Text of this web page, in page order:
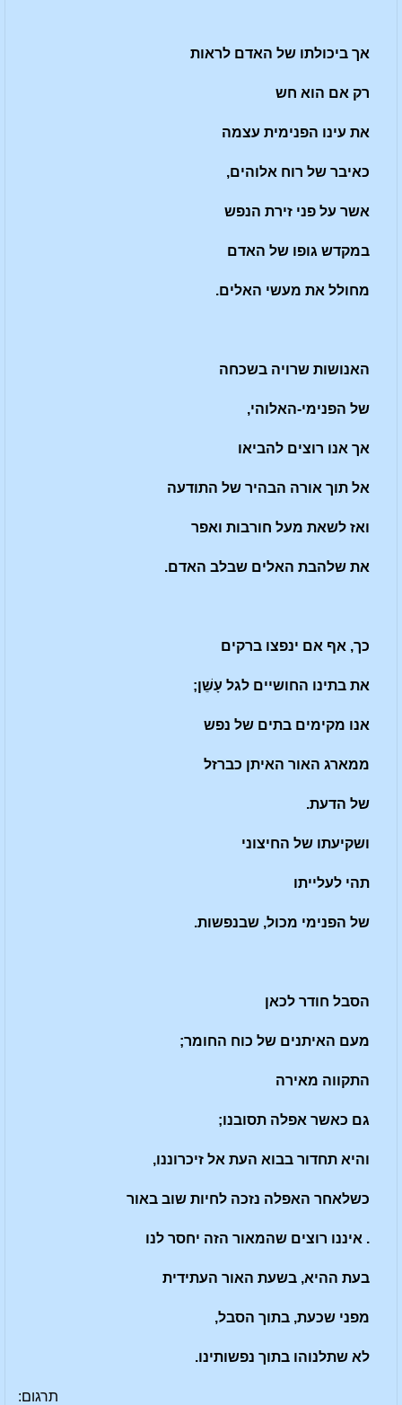
אך ביכולתו של האדם לראות
רק אם הוא חש
את עינו הפנימית עצמה
כאיבר של רוח אלוהים,
אשר על פני זירת הנפש
במקדש גופו של האדם
מחולל את מעשי האלים.
האנושות שרויה בשכחה
של הפנימי-האלוהי,
אך אנו רוצים להביאו
אל תוך אורה הבהיר של התודעה
ואז לשאת מעל חורבות ואפר
את שלהבת האלים שבלב האדם.
כך, אף אם ינפצו ברקים
את בתינו החושיים לגל עָשֵׁן;
אנו מקימים בתים של נפש
ממארג האור האיתן כברזל
של הדעת.
ושקיעתו של החיצוני
תהי לעלייתו
של הפנימי מכול, שבנפשות.
הסבל חודר לכאן
מעם האיתנים של כוח החומר;
התקווה מאירה
גם כאשר אפלה תסובנו;
והיא תחדור בבוא העת אל זיכרוננו,
כשלאחר האפלה נזכה לחיות שוב באור
. איננו רוצים שהמאור הזה יחסר לנו
בעת ההיא, בשעת האור העתידית
מפני שכעת, בתוך הסבל,
לא שתלנוהו בתוך נפשותינו.
תרגום: